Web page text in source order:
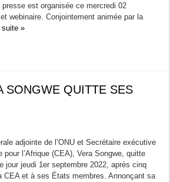
est organisée ce mercredi 02
webinaire. Conjointement animée par la
suite »
SONGWE QUITTE SES
adjointe de l’ONU et Secrétaire exécutive
l’Afrique (CEA), Vera Songwe, quitte
jour jeudi 1er septembre 2022, après cinq
CEA et à ses États membres. Annonçant sa